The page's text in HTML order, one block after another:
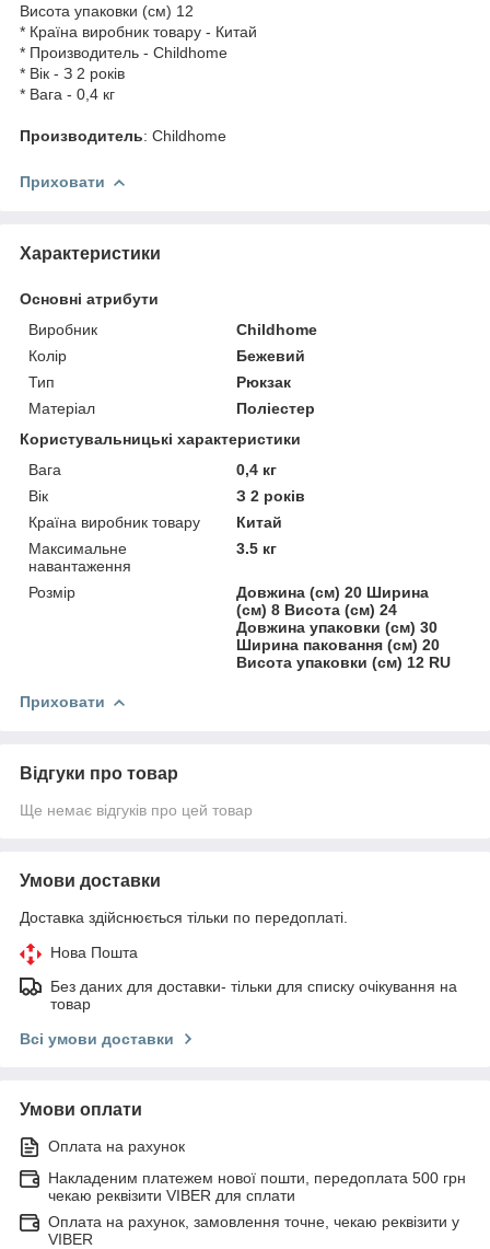
Висота упаковки (см) 12
* Країна виробник товару - Китай
* Производитель - Childhome
* Вік - З 2 років
* Вага - 0,4 кг
Производитель: Childhome
Приховати
Характеристики
Основні атрибути
Виробник
Childhome
Колір
Бежевий
Тип
Рюкзак
Матеріал
Поліестер
Користувальницькі характеристики
Вага
0,4 кг
Вік
З 2 років
Країна виробник товару
Китай
Максимальне
навантаження
3.5 кг
Розмір
Довжина (см) 20 Ширина
(см) 8 Висота (см) 24
Довжина упаковки (см) 30
Ширина паковання (см) 20
Висота упаковки (см) 12 RU
Приховати
Відгуки про товар
Ще немає відгуків про цей товар
Умови доставки
Доставка здійснюється тільки по передоплаті.
Нова Пошта
Без даних для доставки- тільки для списку очікування на
товар
Всі умови доставки
Умови оплати
Оплата на рахунок
Накладеним платежем нової пошти, передоплата 500 грн
чекаю реквізити VIBER для сплати
Оплата на рахунок, замовлення точне, чекаю реквізити у
VIBER